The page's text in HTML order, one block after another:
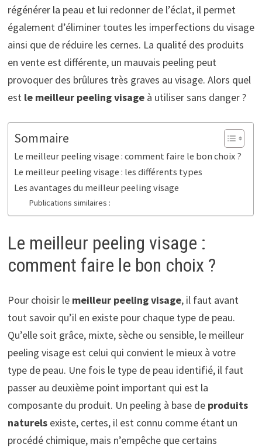
régénérer la peau et lui redonner de l’éclat, il permet
également d’éliminer toutes les imperfections du visage
ainsi que de réduire les cernes. La qualité des produits
en vente est différente, un mauvais peeling peut
provoquer des brûlures très graves au visage. Alors quel
estle meilleur peeling visageà utiliser sans danger ?
Sommaire
Le meilleur peeling visage : comment faire le bon choix ?
Le meilleur peeling visage : les différents types
Les avantages du meilleur peeling visage
Publications similaires :
Le meilleur peeling visage :
comment faire le bon choix ?
Pour choisir le meilleur peeling visage, il faut avant
tout savoir qu’il en existe pour chaque type de peau.
Qu’elle soit grâce, mixte, sèche ou sensible, le meilleur
peeling visage est celui qui convient le mieux à votre
type de peau. Une fois le type de peau identifié, il faut
passer au deuxième point important qui est la
composante du produit. Un peeling à base de produits
naturels existe, certes, il est connu comme étant un
procédé chimique, mais n’empêche que certains